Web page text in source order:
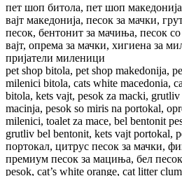
пет шоп битола, пет шоп
вајт македонија, песок за мачки,
песок, бентонит за мачиња, песок
вајт, опрема за мачки, хигиена за
пријатели миленици
pet shop bitola, pet shop makedonija,
milenici bitola, cats white macedonia,
bitola, kets vajt, pesok za macki,
macinja, pesok so miris na portokal,
milenici, toalet za mace, bel bentonit
grutliv bel bentonit, kets vajt portokal,
портокал, цитрус песок за мачки,
премиум песок за мациња, бел
pesok, cat’s white orange, cat litter